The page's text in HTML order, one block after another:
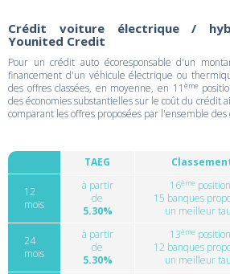
Crédit voiture électrique /
Younited Credit
Pour un crédit auto écoresponsable d'un
financement d'un véhicule électrique ou
des offres classées, en moyenne, en 11 ème
des économies substantielles sur le coût du crédit
comparant les offres proposées par l'ensemble des
TAEG
12
mois
à partir
de
5.30%
16ème
15 banques
un meilleur
24
mois
à partir
de
5.30%
13ème
12 banques
un meilleur